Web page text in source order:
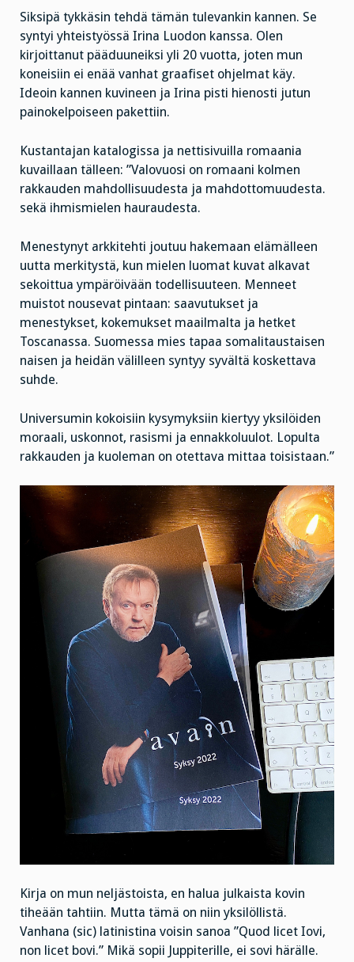
Siksipä tykkäsin tehdä tämän tulevankin kannen. Se
syntyi yhteistyössä Irina Luodon kanssa. Olen
kirjoittanut pääduuneiksi yli 20 vuotta, joten mun
koneisiin ei enää vanhat graafiset ohjelmat käy.
Ideoin kannen kuvineen ja Irina pisti hienosti jutun
painokelpoiseen pakettiin.
Kustantajan katalogissa ja nettisivuilla romaania
kuvaillaan tälleen: ”Valovuosi on romaani kolmen
rakkauden mahdollisuudesta ja mahdottomuudesta.
sekä ihmismielen hauraudesta.
Menestynyt arkkitehti joutuu hakemaan elämälleen
uutta merkitystä, kun mielen luomat kuvat alkavat
sekoittua ympäröivään todellisuuteen. Menneet
muistot nousevat pintaan: saavutukset ja
menestykset, kokemukset maailmalta ja hetket
Toscanassa. Suomessa mies tapaa somalitaustaisen
naisen ja heidän välilleen syntyy syvältä koskettava
suhde.
Universumin kokoisiin kysymyksiin kiertyy yksilöiden
moraali, uskonnot, rasismi ja ennakkoluulot. Lopulta
rakkauden ja kuoleman on otettava mittaa toisistaan.”
Kirja on mun neljästoista, en halua julkaista kovin
tiheään tahtiin. Mutta tämä on niin yksilöllistä.
Vanhana (sic) latinistina voisin sanoa ”Quod licet Iovi,
non licet bovi.” Mikä sopii Juppiterille, ei sovi härälle.